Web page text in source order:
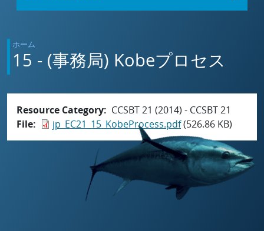
ホーム
15 - (事務局) Kobeプロセス
Resource Category
CCSBT 21 (2014) - CCSBT 21
File
jp_EC21_15_KobeProcess.pdf(526.86 KB)